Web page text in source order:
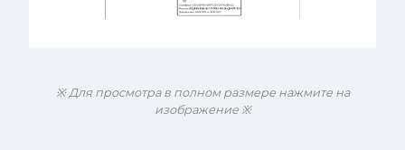
※ Для просмотра в полном размере нажмите на
изображение ※